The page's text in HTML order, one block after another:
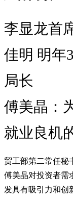
李显龙首
佳明 明年
局长
傅美晶：
就业良机
贸工部第二常任秘
傅美晶对投资者需
发具有吸引力和创